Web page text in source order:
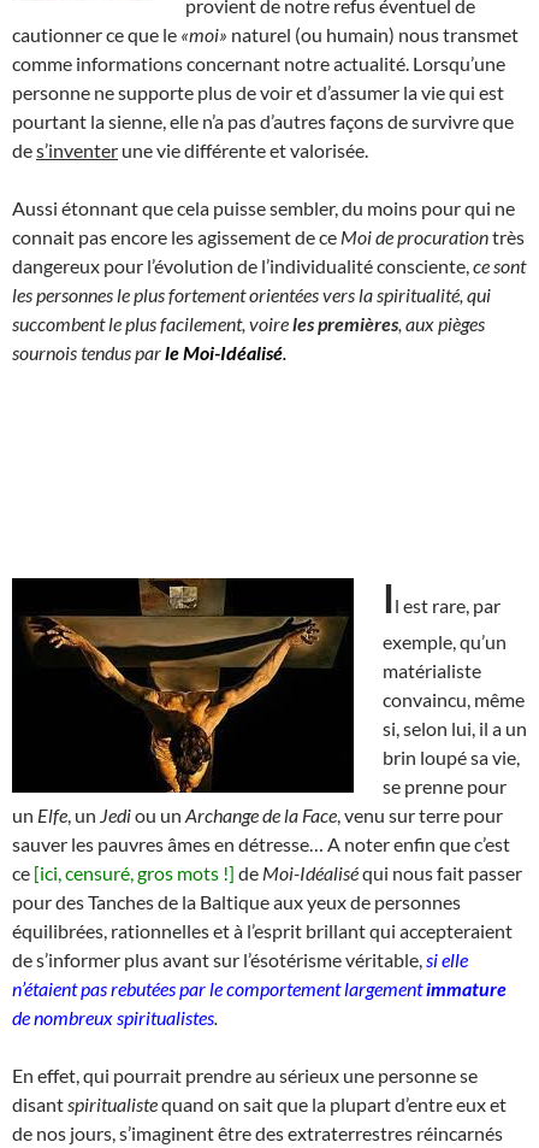
provient de notre refus éventuel de
cautionner ce que le «moi» naturel (ou humain) nous transmet
comme informations concernant notre actualité. Lorsqu’une
personne ne supporte plus de voir et d’assumer la vie qui est
pourtant la sienne, elle n’a pas d’autres façons de survivre que
des’inventer une vie différente et valorisée.
Aussi étonnant que cela puisse sembler, du moins pour qui ne
connait pas encore les agissement de ce Moi de procurationtrès
dangereux pour l’évolution de l’individualité consciente, ce sont
les personnes le plus fortement orientées vers la spiritualité, qui
succombent le plus facilement, voireles premières , aux pièges
sournois tendus parle Moi-Idéalisé
Il est rare, par
exemple, qu’un
matérialiste
convaincu, même
si, selon lui, il a un
brin loupé sa vie,
se prenne pour
un Elfe , un Jediou un Archange de la Face , venu sur terre pour
sauver les pauvres âmes en détresse… A noter enfin que c’est
ce [ici, censuré, gros mots !] de Moi-Idéaliséqui nous fait passer
pour des Tanches de la Baltique aux yeux de personnes
équilibrées, rationnelles et à l’esprit brillant qui accepteraient
de s’informer plus avant sur l’ésotérisme véritable, si elle
n’étaient pas rebutées par le comportement largementimmature
de nombreux spiritualistes
En effet, qui pourrait prendre au sérieux une personne se
disant spiritualistequand on sait que la plupart d’entre eux et
de nos jours, s’imaginent être des extraterrestres réincarnés